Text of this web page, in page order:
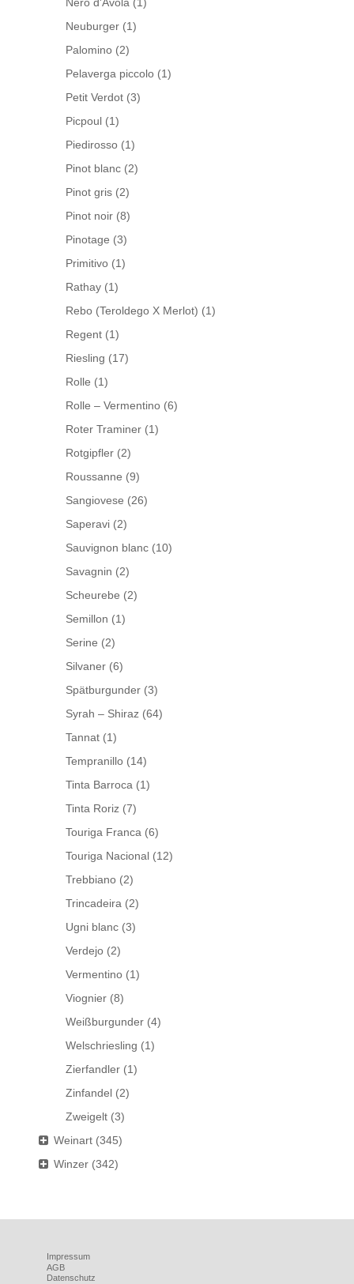
Neuburger (1)
Palomino (2)
Pelaverga piccolo (1)
Petit Verdot (3)
Picpoul (1)
Piedirosso (1)
Pinot blanc (2)
Pinot gris (2)
Pinot noir (8)
Pinotage (3)
Primitivo (1)
Rathay (1)
Rebo (Teroldego X Merlot) (1)
Regent (1)
Riesling (17)
Rolle (1)
Rolle – Vermentino (6)
Roter Traminer (1)
Rotgipfler (2)
Roussanne (9)
Sangiovese (26)
Saperavi (2)
Sauvignon blanc (10)
Savagnin (2)
Scheurebe (2)
Semillon (1)
Serine (2)
Silvaner (6)
Spätburgunder (3)
Syrah – Shiraz (64)
Tannat (1)
Tempranillo (14)
Tinta Barroca (1)
Tinta Roriz (7)
Touriga Franca (6)
Touriga Nacional (12)
Trebbiano (2)
Trincadeira (2)
Ugni blanc (3)
Verdejo (2)
Vermentino (1)
Viognier (8)
Weißburgunder (4)
Welschriesling (1)
Zierfandler (1)
Zinfandel (2)
Zweigelt (3)
Weinart (345)
Winzer (342)
Impressum
AGB
Datenschutz